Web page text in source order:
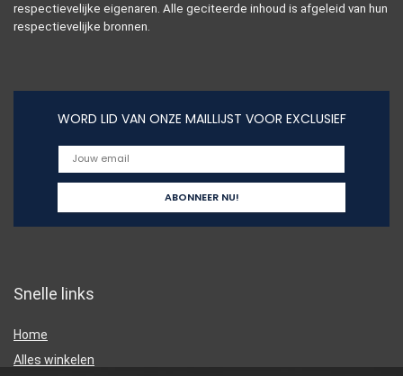
respectievelijke eigenaren. Alle geciteerde inhoud is afgeleid van hun
respectievelijke bronnen.
WORD LID VAN ONZE MAILLIJST VOOR EXCLUSIEF
Snelle links
Home
Alles winkelen